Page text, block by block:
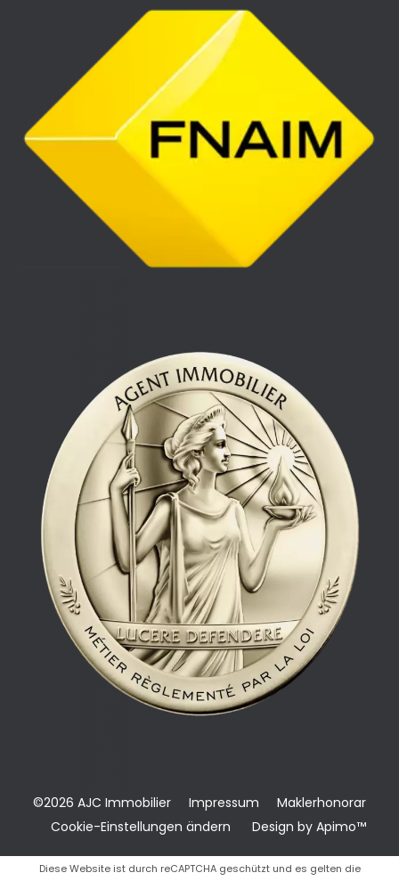
©2026 AJC Immobilier Impressum
Maklerhonorar
Cookie-Einstellungen ändern
Design by Apimo™
Diese Website ist durch reCAPTCHA geschützt und es gelten die